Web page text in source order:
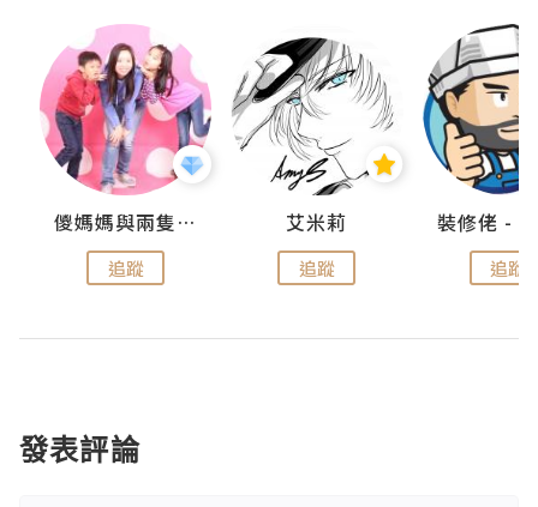
儍媽媽與兩隻小魔怪之家
追蹤
艾米莉
追蹤 追蹤
發表評論